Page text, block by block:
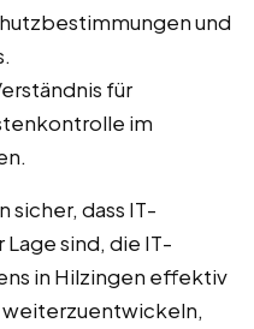
und
für
im
sicher, dass IT-
sind, die IT-
in Hilzingen effektiv
weiterzuentwickeln,